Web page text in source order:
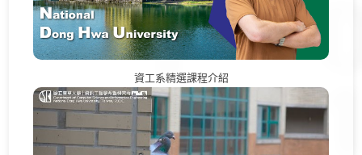
資工系精選課程介紹